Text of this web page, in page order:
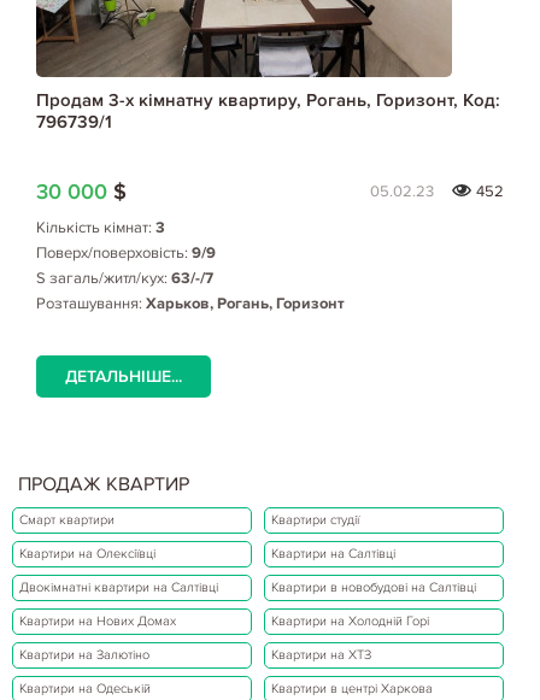
Продам 3-х кімнатну квартиру, Рогань, Горизонт, Код:
796739/1
30 000 $ 05.02.23
452
Кількість кімнат: 3
Поверх/поверховість: 9/9
S загаль/житл/кух: 63/-/7
Розташування: Харьков, Рогань, Горизонт
ДЕТАЛЬНІШЕ...
ПРОДАЖ КВАРТИР
Смарт квартири Квартири студії
Квартири на Олексіївці Квартири на Салтівці
Двокімнатні квартири на Салтівці Квартири в новобудові на Салтівці
Квартири на Нових Домах Квартири на Холодній Горі
Квартири на Залютіно Квартири на ХТЗ
Квартири на Одеській Квартири в центрі Харкова